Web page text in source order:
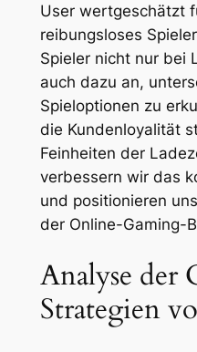
User wertgeschätzt
reibungsloses
Spieler nicht nur bei
auch dazu an,
Spieloptionen zu
die Kundenloyalität
Feinheiten der
verbessern wir das
und positionieren
der Online-Gaming-
Analyse der
Strategien